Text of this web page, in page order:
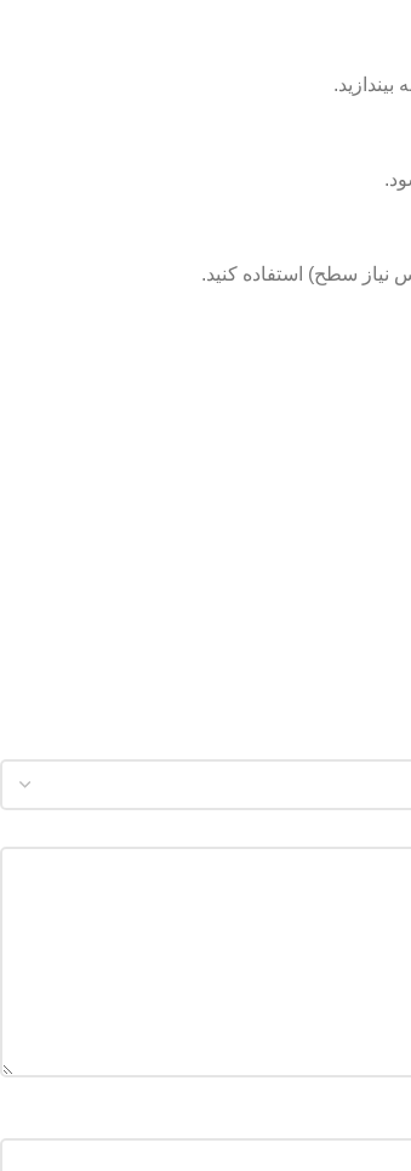
نیاز سطح) استفاده کنید.